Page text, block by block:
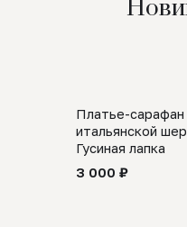
SALE
Платье-сарафан
итальянской
Гусиная лапка
3 000 ₽